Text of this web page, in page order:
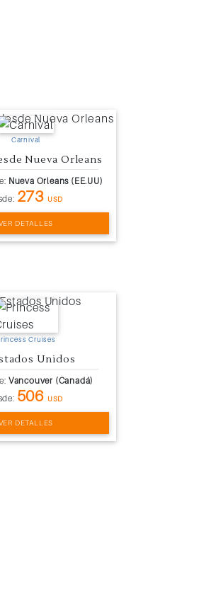
Carnival
Nueva Orleans
Nueva Orleans (EE.UU)
273 USD
DETALLES
Cruises
Unidos
Vancouver (Canadá)
506 USD
DETALLES